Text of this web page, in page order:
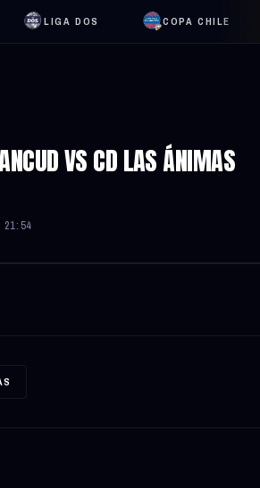
LIGA DOS COPA CHILE
VS CD LAS ÁNIMAS
21:54